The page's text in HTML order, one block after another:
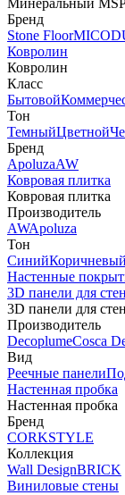
Минеральный
Бренд
Stone Floor
Ковролин
Ковролин
Класс
Бытовой
Тон
ТемныйЦветной
Бренд
ApoluzaAW
Ковровая плитка
Ковровая плитка
Производитель
AWApoluza
Тон
СинийКоричневый
Настенные
3D панели для стен
3D панели для стен
Производитель
DecoplumeCosca
Вид
Реечные панели
Настенная пробка
Настенная пробка
Бренд
CORKSTYLE
Коллекция
Wall DesignBRICK
Виниловые стены